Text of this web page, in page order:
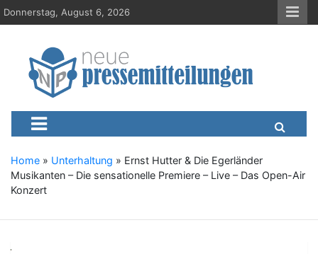
S
k
Donnerstag, August 6, 2026
Neue-
Presseportal, Nachrichten, News, Meldungen, Wirtschaft
Home » Unterhaltung » Ernst Hutter & Die Egerländer
Musikanten – Die sensationelle Premiere – Live – Das Open-Air
Konzert